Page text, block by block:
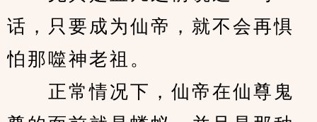
话，只要成为仙帝，就不会再惧
怕那噬神老祖。
正常情况下，仙帝在仙尊鬼